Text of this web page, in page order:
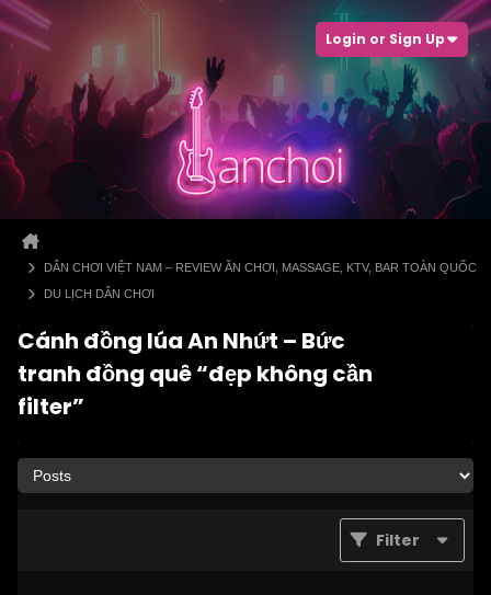
Login or Sign Up
DÂN CHƠI VIỆT NAM – REVIEW ĂN CHƠI, MASSAGE, KTV, BAR TOÀN QUỐC
DU LỊCH DÂN CHƠI
Cánh đồng lúa An Nhứt – Bức
tranh đồng quê “đẹp không cần
filter”
Filter